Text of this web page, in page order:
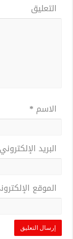
التعليق
الاسم *
البريد الإلكتروني
الموقع